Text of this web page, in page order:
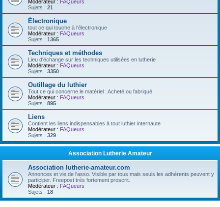
Modérateur : FAQueurs
Sujets : 21
Électronique
tout ce qui touche à l'électronique
Modérateur : FAQueurs
Sujets : 1365
Techniques et méthodes
Lieu d'échange sur les techniques utilisées en lutherie
Modérateur : FAQueurs
Sujets : 3350
Outillage du luthier
Tout ce qui concerne le matériel : Acheté ou fabriqué
Modérateur : FAQueurs
Sujets : 895
Liens
Contient les liens indispensables à tout luthier internaute
Modérateur : FAQueurs
Sujets : 329
Association Lutherie Amateur
Association lutherie-amateur.com
Annonces et vie de l'asso. Visible par tous mais seuls les adhérents peuvent y
participer. Freepost très fortement proscrit.
Modérateur : FAQueurs
Sujets : 18